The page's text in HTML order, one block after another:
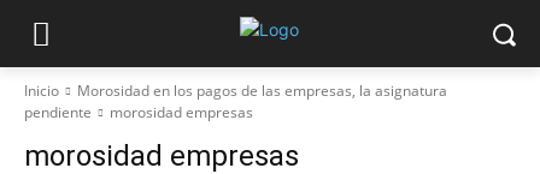
Inicio
Morosidad en los pagos de las empresas, la asignatura
pendiente
morosidad empresas
morosidad empresas